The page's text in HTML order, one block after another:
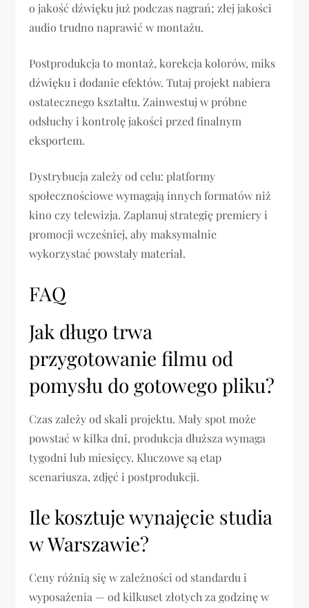
o jakość dźwięku już podczas nagrań; złej jakości
audio trudno naprawić w montażu.
Postprodukcja to montaż, korekcja kolorów, miks
dźwięku i dodanie efektów. Tutaj projekt nabiera
ostatecznego kształtu. Zainwestuj w próbne
odsłuchy i kontrolę jakości przed finalnym
eksportem.
Dystrybucja zależy od celu: platformy
społecznościowe wymagają innych formatów niż
kino czy telewizja. Zaplanuj strategię premiery i
promocji wcześniej, aby maksymalnie
wykorzystać powstały materiał.
FAQ
Jak długo trwa
przygotowanie filmu od
pomysłu do gotowego pliku?
Czas zależy od skali projektu. Mały spot może
powstać w kilka dni, produkcja dłuższa wymaga
tygodni lub miesięcy. Kluczowe są etap
scenariusza, zdjęć i postprodukcji.
Ile kosztuje wynajęcie studia
w Warszawie?
Ceny różnią się w zależności od standardu i
wyposażenia — od kilkuset złotych za godzinę w